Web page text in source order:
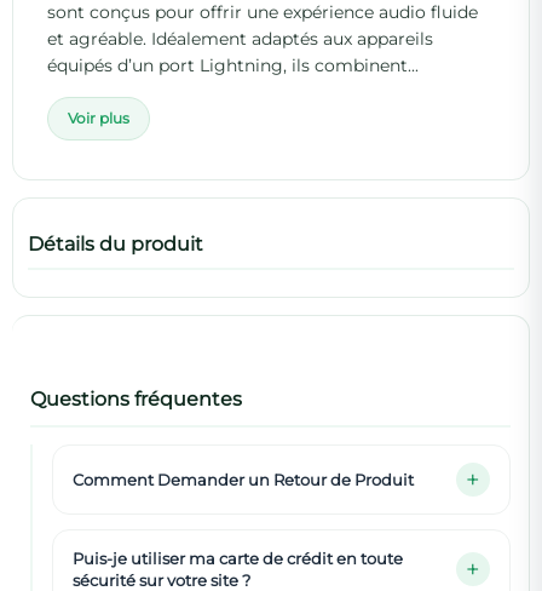
sont conçus pour offrir une expérience audio fluide
et agréable. Idéalement adaptés aux appareils
équipés d’un port Lightning, ils combinent...
Voir plus
Détails du produit
Questions fréquentes
Comment Demander un Retour de Produit
Puis-je utiliser ma carte de crédit en toute
sécurité sur votre site ?